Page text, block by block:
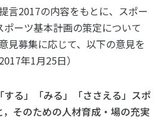
言2017の内容をもとに、スポー
ーツ基本計画の策定について
見募集に応じて、以下の意見を
年1月25日）
る」「みる」「ささえる」スポ
そのための人材育成・場の充実